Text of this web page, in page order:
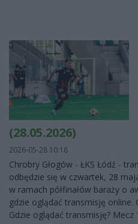
(28.05.2026)
2026-05-28 10:18
Chrobry Głogów - ŁKS Łódź -
odbędzie się w czwartek, 28
w ramach półfinałów baraży o
gdzie oglądać transmisję online.
Gdzie oglądać transmisję? Mecz